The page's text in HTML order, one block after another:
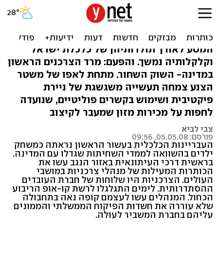
השוק השחור: המרד העממי
המסע לאורך תולדותיהן של כלכלת ישראל
וקלקלותיה נמשך. והפעם: מרד הצרכנים הראשון
במדינה- השוק השחור. מתחת לאפו של משטר
הצנע צמחה תעשייה משגשגת של ניירת
פיקטיבית ושימוש בקשרים פוליטיים, שנועדה
לחפות על מכירות מזון שמעבר לקיצוב
צבי לביא
פורסם: 05.05.08, 09:56
העבריינות הכלכלית בעשור הראשון נראתה כמשחק
ילדים בהשוואה לממדי השחיתות שגדלו עם המדינה.
בראשית דרכי העיתונאית באזור הנגב עשו את
הכותרות המעילות של מנהלי צרכניות במושבי
העולים. הצרכניות היו שלוחות של חברת העובדים
ההסתדרותית. לימים התגלגלו לרשת קו-אופ הריבוע
הכחול. המנהלים עשו לעצמם קופה נאה בתחבולה
שלא עוררה את חשדות הפיקוח הממשלתי והממונים
עליהם בחברת המשביר לעולה.